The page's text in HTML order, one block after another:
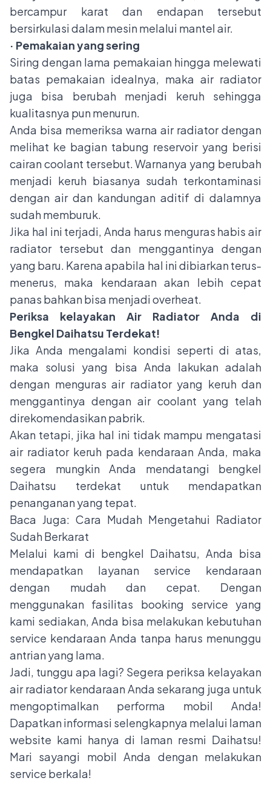
bercampur karat dan endapan tersebut
bersirkulasi dalam mesin melalui mantel air.
· Pemakaian yang sering
Siring dengan lama pemakaian hingga melewati
batas pemakaian idealnya, maka air radiator
juga bisa berubah menjadi keruh sehingga
kualitasnya pun menurun.
Anda bisa memeriksa warna air radiator dengan
melihat ke bagian tabung reservoir yang berisi
cairan coolant tersebut. Warnanya yang berubah
menjadi keruh biasanya sudah terkontaminasi
dengan air dan kandungan aditif di dalamnya
sudah memburuk.
Jika hal ini terjadi, Anda harus menguras habis air
radiator tersebut dan menggantinya dengan
yang baru. Karena apabila hal ini dibiarkan terus-
menerus, maka kendaraan akan lebih cepat
panas bahkan bisa menjadi overheat.
Periksa kelayakan Air Radiator Anda di
Bengkel Daihatsu Terdekat!
Jika Anda mengalami kondisi seperti di atas,
maka solusi yang bisa Anda lakukan adalah
dengan menguras air radiator yang keruh dan
menggantinya dengan air coolant yang telah
direkomendasikan pabrik.
Akan tetapi, jika hal ini tidak mampu mengatasi
air radiator keruh pada kendaraan Anda, maka
segera mungkin Anda mendatangi bengkel
Daihatsu terdekat untuk mendapatkan
penanganan yang tepat.
Baca Juga: Cara Mudah Mengetahui Radiator
Sudah Berkarat
Melalui kami di bengkel Daihatsu, Anda bisa
mendapatkan layanan service kendaraan
dengan mudah dan cepat. Dengan
menggunakan fasilitas booking service yang
kami sediakan, Anda bisa melakukan kebutuhan
service kendaraan Anda tanpa harus menunggu
antrian yang lama.
Jadi, tunggu apa lagi? Segera periksa kelayakan
air radiator kendaraan Anda sekarang juga untuk
mengoptimalkan performa mobil Anda!
Dapatkan informasi selengkapnya melalui laman
website kami hanya di laman resmi Daihatsu!
Mari sayangi mobil Anda dengan melakukan
service berkala!